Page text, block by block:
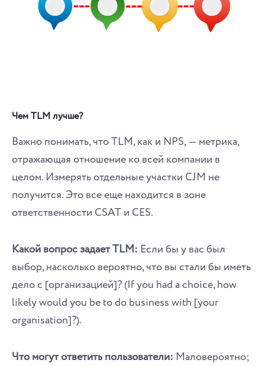
Чем TLM лучше?
Важно понимать, что TLM, как и NPS, ― метрика,
отражающая отношение ко всей компании в
целом. Измерять отдельные участки CJM не
получится. Это все еще находится в зоне
ответственности CSAT и CES.
Какой вопрос задает TLM: Если бы у вас был
выбор, насколько вероятно, что вы стали бы иметь
дело с [организацией]? (If you had a choice, how
likely would you be to do business with [your
organisation]?).
Что могут ответить пользователи: Маловероятно;